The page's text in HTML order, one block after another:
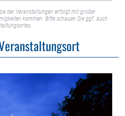
der Veranstaltungen erfolgt mit großer
kommen. Bitte schauen Sie ggf. auch